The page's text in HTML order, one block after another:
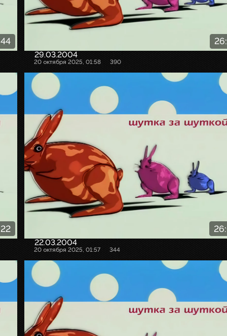
29.03.2004
20 октября 2025, 01:58 390
22.03.2004
20 октября 2025, 01:57 344